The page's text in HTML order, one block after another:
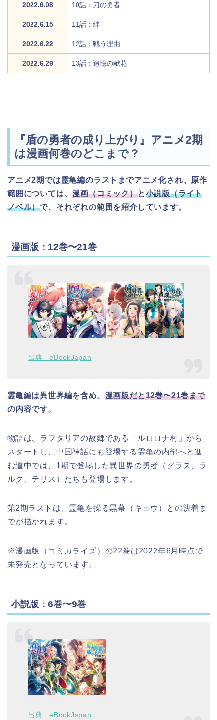
2022.6.08 10話：刀の勇者
2022.6.15 11話：絆
2022.6.22 12話：戦う理由
2022.6.29 13話：追憶の献花
『盾の勇者の成り上がり』アニメ2期
は漫画何巻のどこまで？
アニメ2期では霊亀編のラストまでアニメ化され、原作
範囲については、漫画（コミック）と小説版（ライト
ノベル）で、それぞれの範囲を紹介しています。
漫画版：12巻〜21巻
出典：eBookJapan
霊亀編は異世界編を含め、 漫画版だと12巻〜21巻まで
の内容です。
物語は、ラフタリアの故郷である「ルロロナ村」から
スタートし、中国神話にも登場する霊亀の内部へと進
む道中では、1期で登場した異世界の勇者（グラス、ラ
ルク、テリス）たちも登場します。
第2期ラストは、霊亀を操る黒幕（キョウ）との決着ま
でが描かれます。
※漫画版（コミカライズ）の22巻は2022年6月時点で
未発売となっています。
小説版：6巻〜9巻
出典：eBookJapan